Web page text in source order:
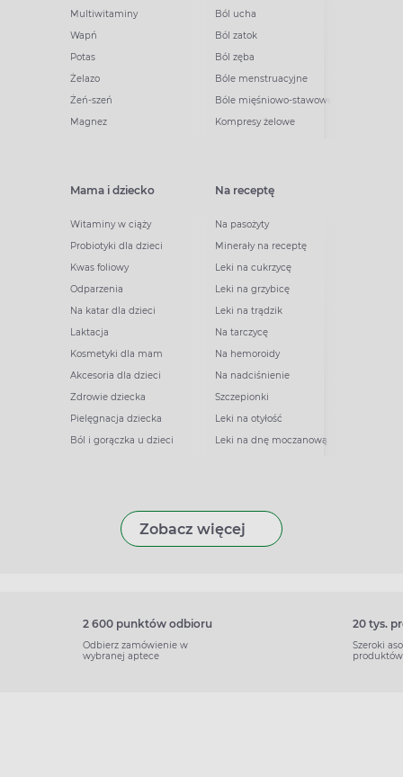
Multiwitaminy
Wapń
Potas
Żelazo
Żeń-szeń
Magnez
Ból ucha
Ból zatok
Ból zęba
Bóle menstruacyjne
Bóle mięśniowo-stawowe
Kompresy żelowe
Mama i dziecko
Witaminy w ciąży
Probiotyki dla dzieci
Kwas foliowy
Odparzenia
Na katar dla dzieci
Laktacja
Kosmetyki dla mam
Akcesoria dla dzieci
Zdrowie dziecka
Pielęgnacja dziecka
Ból i gorączka u dzieci
Na receptę
Na pasożyty
Minerały na receptę
Leki na cukrzycę
Leki na grzybicę
Leki na trądzik
Na tarczycę
Na hemoroidy
Na nadciśnienie
Szczepionki
Leki na otyłość
Leki na dnę moczanową
Zobacz więcej
2 600 punktów odbioru
Odbierz zamówienie w
wybranej aptece
20 tys.
Szeroki
produktów